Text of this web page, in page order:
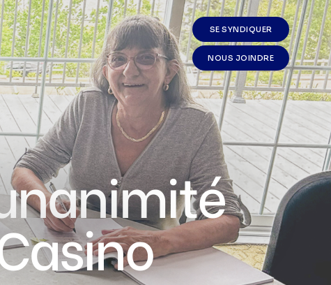
SE SYNDIQUER
NOUS JOINDRE